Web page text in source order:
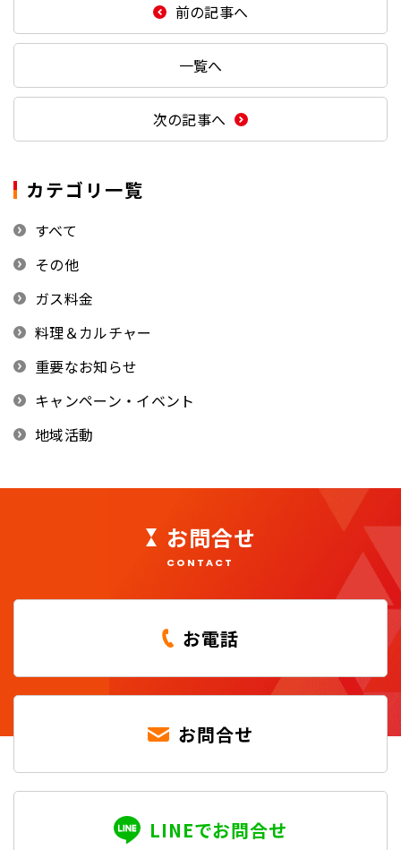
前の記事へ
一覧へ
次の記事へ
カテゴリ一覧
すべて
その他
ガス料金
料理＆カルチャー
重要なお知らせ
キャンペーン・イベント
地域活動
お問合せ
CONTACT
お電話
お問合せ
LINEでお問合せ